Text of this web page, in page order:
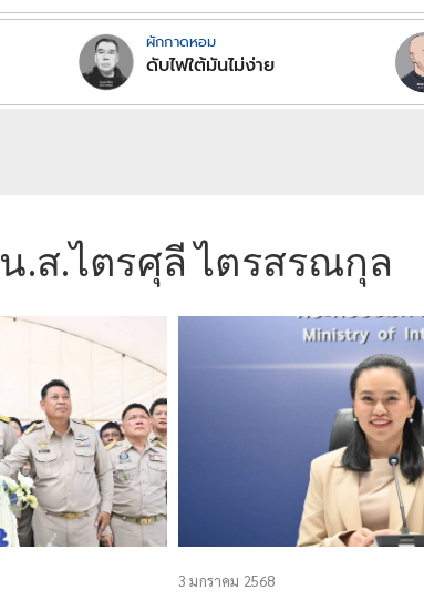
ผักกาดหอม
ดับไฟใต้มันไม่ง่าย
น.ส.ไตรศุลี ไตรสรณกุล
3 มกราคม 2568